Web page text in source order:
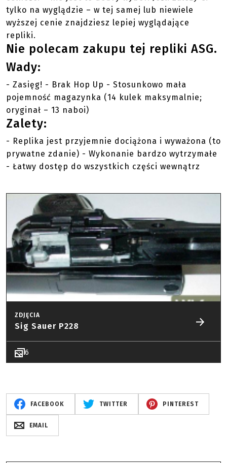
tylko na wyglądzie – w tej samej lub niewiele
wyższej cenie znajdziesz lepiej wyglądające
repliki.
Nie polecam zakupu tej repliki ASG.
Wady:
- Zasięg! - Brak Hop Up - Stosunkowo mała
pojemność magazynka (14 kulek maksymalnie;
oryginał – 13 naboi)
Zalety:
- Replika jest przyjemnie dociążona i wyważona (to
prywatne zdanie) - Wykonanie bardzo wytrzymałe
- Łatwy dostęp do wszystkich części wewnątrz
ZDJĘCIA
Sig Sauer P228
6
FACEBOOK TWITTER PINTEREST
EMAIL